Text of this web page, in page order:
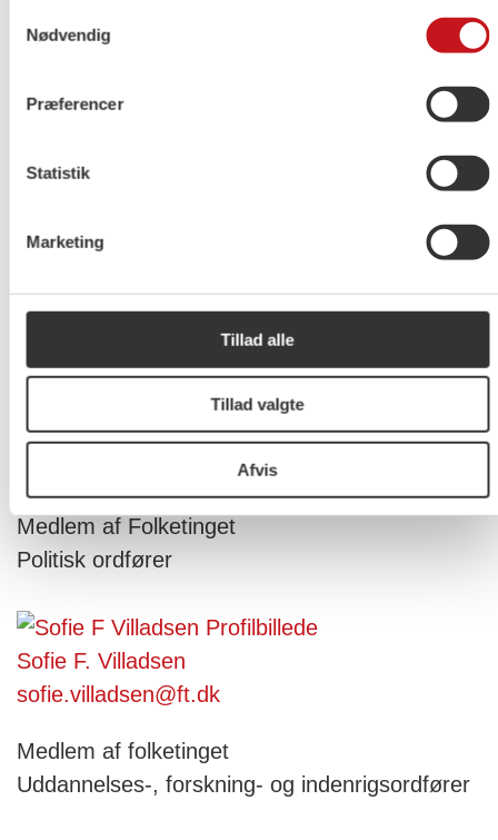
Nødvendig
Præferencer
Statistik
Marketing
Tillad alle
Tillad valgte
Afvis
Folketingskandidat - Københavns Omegn
vagnkh@gmail.com
BRØNDBY
Medlem af Kommunalbestyrelsen - Brøndby
Sigurd Agersnap
sigurd.agersnap@ft.dk
Medlem af Folketinget
Politisk ordfører
Sofie F. Villadsen
sofie.villadsen@ft.dk
Medlem af folketinget
Uddannelses-, forskning- og indenrigsordfører